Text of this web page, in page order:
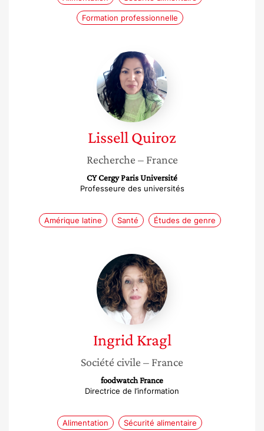
Formation professionnelle
Lissell
Quiroz
Lissell Quiroz
Recherche – France
CY Cergy Paris Université
Professeure des universités
Amérique latine Santé Études de genre
Ingrid
Kragl
Ingrid Kragl
Société civile – France
foodwatch France
Directrice de l’information
Alimentation Sécurité alimentaire